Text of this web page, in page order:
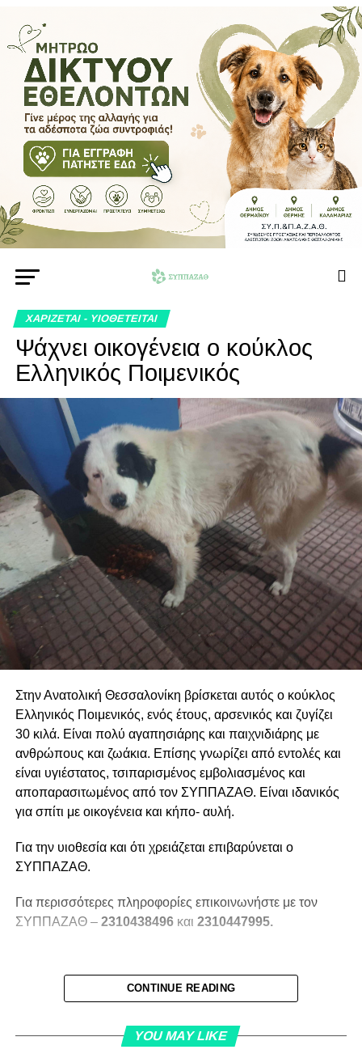
ΧΑΡΙΖΕΤΑΙ - ΥΙΟΘΕΤΕΙΤΑΙ
Ψάχνει οικογένεια ο κούκλος
Ελληνικός Ποιμενικός
Στην Ανατολική Θεσσαλονίκη βρίσκεται αυτός ο κούκλος
Ελληνικός Ποιμενικός, ενός έτους, αρσενικός και ζυγίζει
30 κιλά. Είναι πολύ αγαπησιάρης και παιχνιδιάρης με
ανθρώπους και ζωάκια. Επίσης γνωρίζει από εντολές και
είναι υγιέστατος, τσιπαρισμένος εμβολιασμένος και
αποπαρασιτωμένος από τον ΣΥΠΠΑΖΑΘ. Είναι ιδανικός
για σπίτι με οικογένεια και κήπο- αυλή.
Για την υιοθεσία και ότι χρειάζεται επιβαρύνεται ο
ΣΥΠΠΑΖΑΘ.
Για περισσότερες πληροφορίες επικοινωνήστε με τον
ΣΥΠΠΑΖΑΘ – 2310438496 και 2310447995.
CONTINUE READING
YOU MAY LIKE